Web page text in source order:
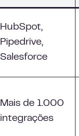
HubSpot,
Pipedrive,
Salesforce
Mais de 1.000
integrações